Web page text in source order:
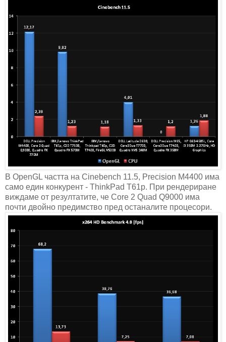
В OpenGL частта на Cinebench 11.5, Precision M4400 има
само един конкурент - ThinkPad T61p. При рендериране
виждаме от резултатите, че Core 2 Quad Q9000 има
почти двойно предимство пред останалите процесори.